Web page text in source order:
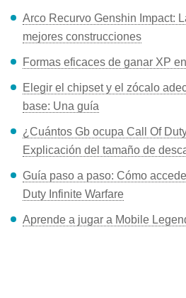
Arco Recurvo Genshin Impact:
mejores construcciones
Formas eficaces de ganar XP
Elegir el chipset y el zócalo
base: Una guía
¿Cuántos Gb ocupa Call Of
Explicación del tamaño de
Guía paso a paso: Cómo
Duty Infinite Warfare
Aprende a jugar a Mobile